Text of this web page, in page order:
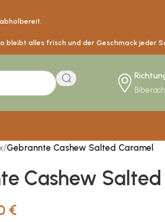
bleibt alles frisch und der Geschmack jeder
Biberach
/Gebrannte Cashew Salted Caramel
Cashew Salted
€